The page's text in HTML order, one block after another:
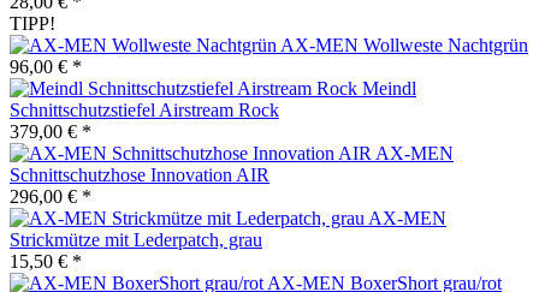
TIPP!
AX-MEN Wollweste Nachtgrün
96,00 € *
Meindl
Schnittschutzstiefel Airstream Rock
379,00 € *
AX-MEN
Schnittschutzhose Innovation AIR
296,00 € *
AX-MEN
Strickmütze mit Lederpatch, grau
15,50 € *
AX-MEN BoxerShort grau/rot